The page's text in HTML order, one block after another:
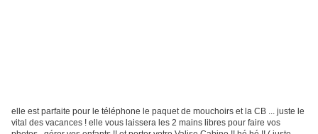
elle est parfaite pour le téléphone le paquet de mouchoirs et la CB ... juste le
vital des vacances ! elle vous laissera les 2 mains libres pour faire vos